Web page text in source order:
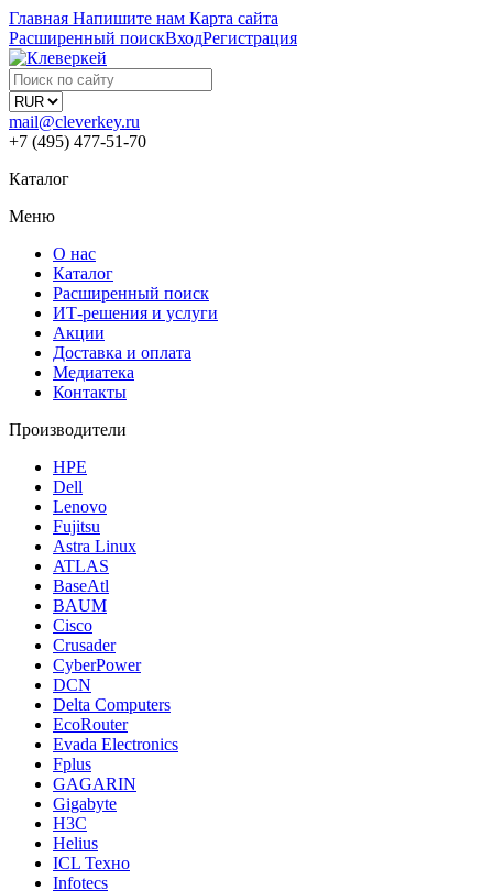
Главная Напишите нам Карта сайта
Расширенный поискВходРегистрация
mail@cleverkey.ru
+7 (495) 477-51-70
Каталог
Меню
О нас
Каталог
Расширенный поиск
ИТ-решения и услуги
Акции
Доставка и оплата
Медиатека
Контакты
Производители
HPE
Dell
Lenovo
Fujitsu
Astra Linux
ATLAS
BaseAtl
BAUM
Cisco
Crusader
CyberPower
DCN
Delta Computers
EcoRouter
Evada Electronics
Fplus
GAGARIN
Gigabyte
H3C
Helius
ICL Техно
Infotecs